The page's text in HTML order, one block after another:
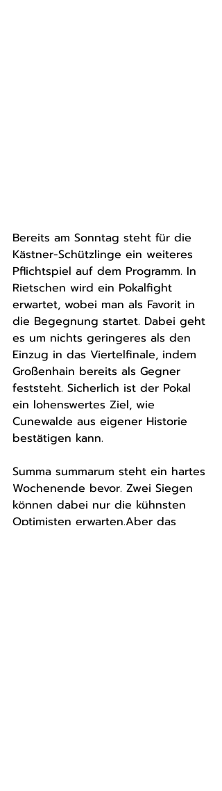
Bereits am Sonntag steht für die
Kästner-Schützlinge ein weiteres
Pflichtspiel auf dem Programm. In
Rietschen wird ein Pokalfight
erwartet, wobei man als Favorit in
die Begegnung startet. Dabei geht
es um nichts geringeres als den
Einzug in das Viertelfinale, indem
Großenhain bereits als Gegner
feststeht. Sicherlich ist der Pokal
ein lohenswertes Ziel, wie
Cunewalde aus eigener Historie
bestätigen kann.
Summa summarum steht ein hartes
Wochenende bevor. Zwei Siegen
können dabei nur die kühnsten
Optimisten erwarten.Aber das